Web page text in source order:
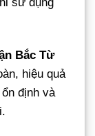
Bắc Từ
hiệu quả
định và